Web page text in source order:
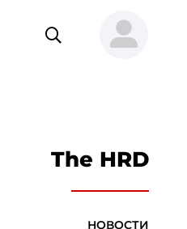
The HRD
НОВОСТИ